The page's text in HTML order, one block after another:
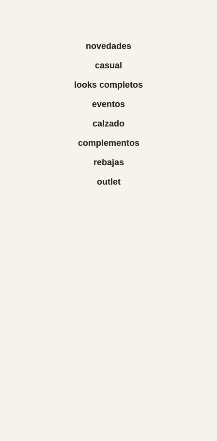
novedades
casual
looks completos
eventos
calzado
complementos
rebajas
outlet